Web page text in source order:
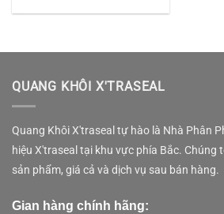
QUANG KHÔI X'TRASEAL
Quang Khôi X'traseal tự hào là Nhà Phân
hiệu X'traseal tại khu vực phía Bắc. Chúng
sản phẩm, giá cả và dịch vụ sau bán hàng.
Gian hàng chính hãng: